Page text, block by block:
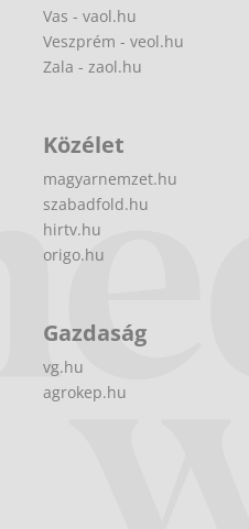
Vas - vaol.hu
Veszprém - veol.hu
Zala - zaol.hu
Közélet
magyarnemzet.hu
szabadfold.hu
hirtv.hu
origo.hu
Gazdaság
vg.hu
agrokep.hu